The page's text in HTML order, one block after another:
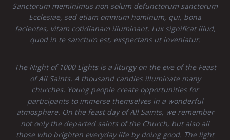
Sanctorum meminimus non solum defunctorum sanctorum
Ecclesiae, sed etiam omnium hominum, qui, bona
facientes, vitam cotidianam illuminant. Lux significat illud,
quod in te sanctum est, exspectans ut inveniatur.
The Night of 1000 Lights is a liturgy on the eve of the Feast
of All Saints. A thousand candles illuminate many
churches. Young people create opportunities for
participants to immerse themselves in a wonderful
atmosphere. On the feast day of All Saints, we remember
not only the departed saints of the Church, but also all
those who brighten everyday life by doing good. The light